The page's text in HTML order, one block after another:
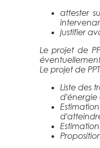
attester
justifier
Le projet de
Le projet de
Liste des
d'énergie